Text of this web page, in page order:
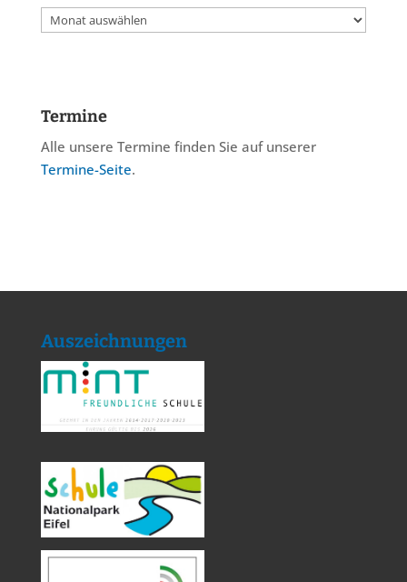
Archiv
Termine
Alle unsere Termine finden Sie auf unserer
Termine-Seite.
Auszeichnungen